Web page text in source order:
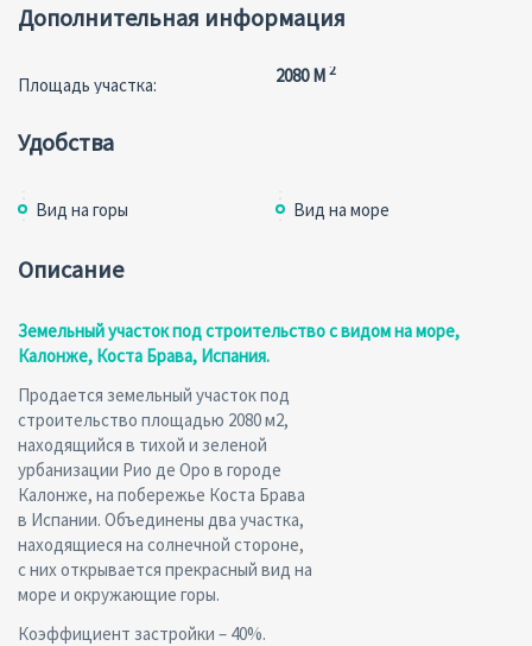
Дополнительная информация
Площадь участка: 2080 M 2
Удобства
Вид на горы Вид на море
Описание
Земельный участок под строительство с видом на море,
Калонже, Коста Брава, Испания.
Продается земельный участок под
строительство площадью 2080 м2,
находящийся в тихой и зеленой
урбанизации Рио де Оро в городе
Калонже, на побережье Коста Брава
в Испании. Объединены два участка,
находящиеся на солнечной стороне,
с них открывается прекрасный вид на
море и окружающие горы.
Коэффициент застройки – 40%.